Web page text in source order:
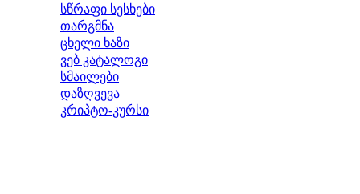
სწრაფი სესხები
თარგმნა
ცხელი ხაზი
ვებ კატალოგი
სმაილები
დაზღვევა
კრიპტო-კურსი